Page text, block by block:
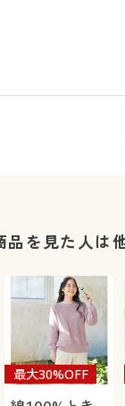
品を見た人は
最大30%OFF